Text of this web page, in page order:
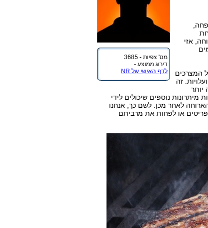
מס' צפיות - 3685
דירוג ממוצע -
לדף האישי של NR
אזי
המצרכים
זה
יותר
מיתרונות נוספים שיכולים לידי
הארוחה לאחר מכן. לשם כך, אנחנו
או לפחות את מרביתם